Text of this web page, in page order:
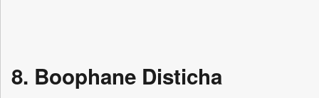
8. Boophane Disticha